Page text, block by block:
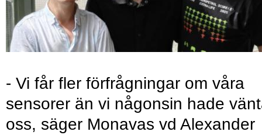
- Vi får fler förfrågningar om våra
sensorer än vi någonsin hade
oss, säger Monavas vd Alexander